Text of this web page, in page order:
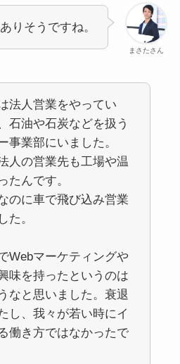
まさたさん
りそうですね。
法人営業をやってい
石油や石炭などを扱う
事業部にいました。
人の営業先も工場や温
たんです。
のに車で飛び込み営業
た。
Webマーケティングや
味を持ったというのは
なと思いました。衰退
し、我々が若い時にイ
働き方ではなかったで